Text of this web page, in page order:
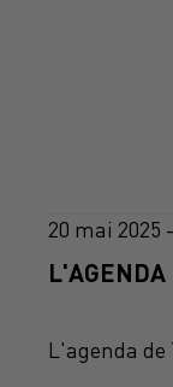
20 mai 2025
L'AGENDA
L'agenda de